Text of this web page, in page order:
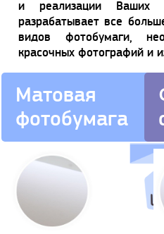
и реализации Ваших
разрабатывает все
видов фотобумаги,
красочных фотографий и
Матовая
фотобумага